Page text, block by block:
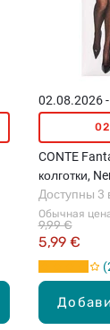
02.08.2026
CONTE
колготки,
Обычная
5,99 €
9,99 €
Доступны 3